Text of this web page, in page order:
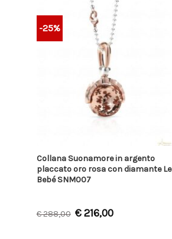
-25%
Collana Suonamore in argento
placcato oro rosa con diamante Le
Bebé SNM007
€288,00 €216,00